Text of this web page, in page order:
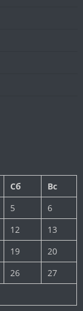
Сб
Вс
5
6
12
13
19
20
26
27